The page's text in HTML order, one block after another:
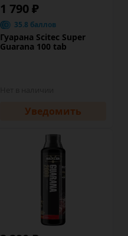
1 790 ₽
35.8 баллов
Гуарана Scitec Super
Guarana 100 tab
Уведомить